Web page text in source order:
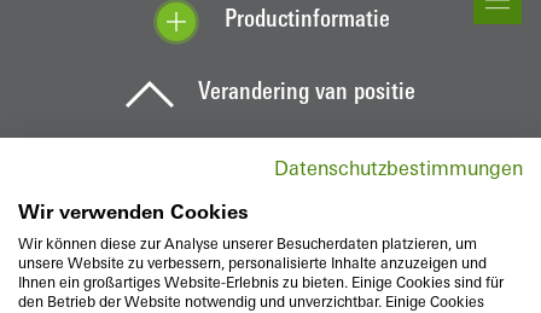
Productinformatie
Verandering van positie
Datenschutzbestimmungen
Wir verwenden Cookies
Wir können diese zur Analyse unserer Besucherdaten platzieren, um
unsere Website zu verbessern, personalisierte Inhalte anzuzeigen und
Ihnen ein großartiges Website-Erlebnis zu bieten. Einige Cookies sind für
den Betrieb der Website notwendig und unverzichtbar. Einige Cookies